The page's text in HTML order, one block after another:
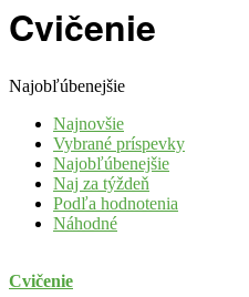
Cvičenie
Najobľúbenejšie
Najnovšie
Vybrané príspevky
Najobľúbenejšie
Naj za týždeň
Podľa hodnotenia
Náhodné
Cvičenie